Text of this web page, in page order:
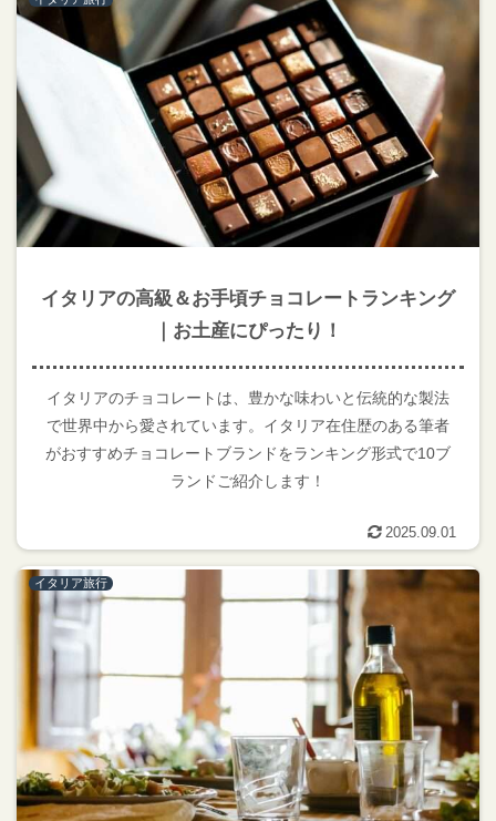
イタリアの高級＆お手頃チョコレートランキング
｜お土産にぴったり！
イタリアのチョコレートは、豊かな味わいと伝統的な製法
で世界中から愛されています。イタリア在住歴のある筆者
がおすすめチョコレートブランドをランキング形式で10ブ
ランドご紹介します！
2025.09.01
イタリア旅行